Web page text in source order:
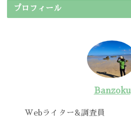
プロフィール
Banzoku
Webライター&調査員